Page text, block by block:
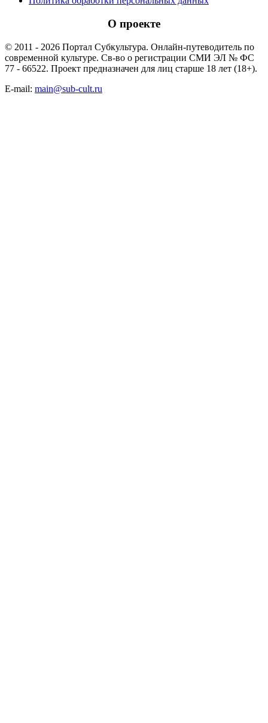
О проекте
© 2011 - 2026 Портал Субкультура. Онлайн-путеводитель по
современной культуре. Св-во о регистрации СМИ ЭЛ № ФС
77 - 66522. Проект предназначен для лиц старше 18 лет (18+).
E-mail: main@sub-cult.ru